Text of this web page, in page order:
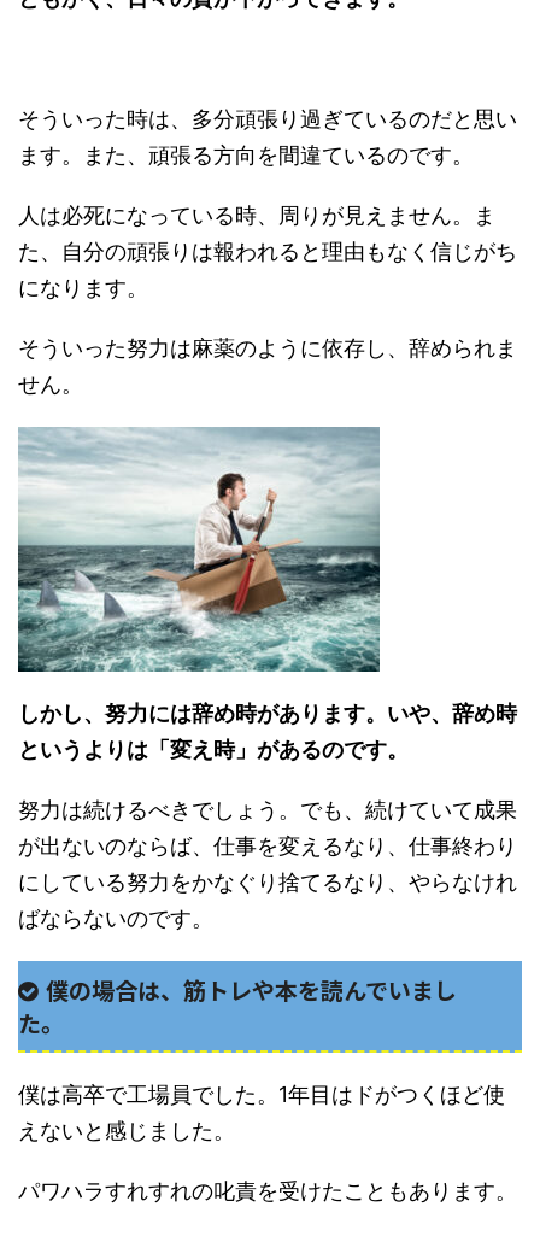
そういった時は、多分頑張り過ぎているのだと思い
ます。また、頑張る方向を間違ているのです。
人は必死になっている時、周りが見えません。ま
た、自分の頑張りは報われると理由もなく信じがち
になります。
そういった努力は麻薬のように依存し、辞められま
せん。
しかし、努力には辞め時があります。いや、辞め時
というよりは「変え時」があるのです。
努力は続けるべきでしょう。でも、続けていて成果
が出ないのならば、仕事を変えるなり、仕事終わり
にしている努力をかなぐり捨てるなり、やらなけれ
ばならないのです。
僕の場合は、筋トレや本を読んでいまし
た。
僕は高卒で工場員でした。1年目はドがつくほど使
えないと感じました。
パワハラすれすれの叱責を受けたこともあります。